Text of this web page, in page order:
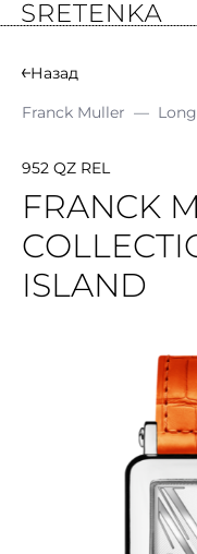
Назад
Franck Muller —
952 QZ REL
FRANCK
ISLAND